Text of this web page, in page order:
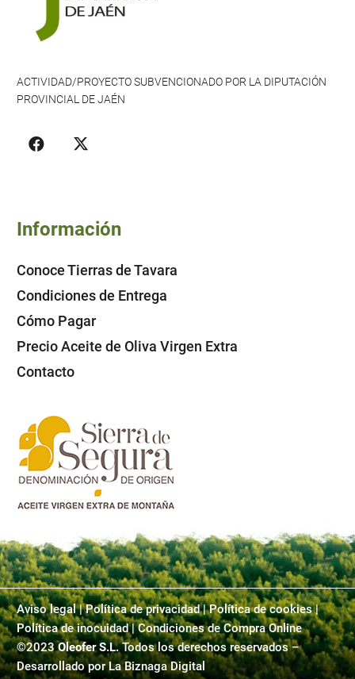
ACTIVIDAD/PROYECTO SUBVENCIONADO POR LA DIPUTACIÓN
PROVINCIAL DE JAÉN
Información
Conoce Tierras de Tavara
Condiciones de Entrega
Cómo Pagar
Precio Aceite de Oliva Virgen Extra
Contacto
Aviso legal|Política de privacidad|Política de cookies |
Política de inocuidad | Condiciones de Compra Online
©2023Oleofer S.L.Todos los derechos reservados –
Desarrollado porLa Biznaga Digital